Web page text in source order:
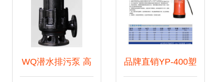
WQ潜水排污泵 高 品牌直销YP-400塑